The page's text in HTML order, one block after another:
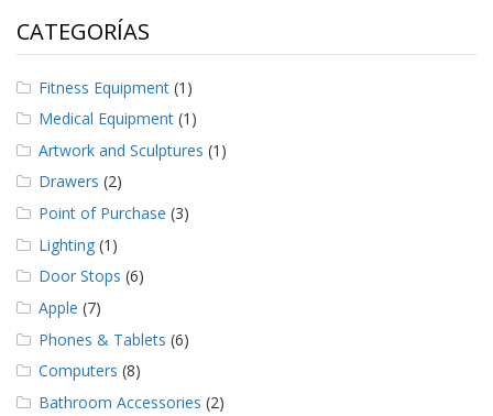
s
P
r
e
g
u
n
a
s
F
r
e
c
u
n
t
CATEGORÍAS
Fitness Equipment (1)
Medical Equipment (1)
Artwork and Sculptures (1)
Drawers (2)
Point of Purchase (3)
Lighting (1)
Door Stops (6)
Apple (7)
Phones & Tablets (6)
Computers (8)
Bathroom Accessories (2)